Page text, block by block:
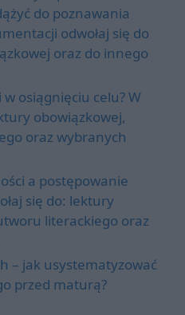
do poznawania
odwołaj się do
oraz do innego
w osiągnięciu celu? W
obowiązkowej,
oraz wybranych
a postępowanie
się do: lektury
literackiego oraz
– jak usystematyzować
przed maturą?